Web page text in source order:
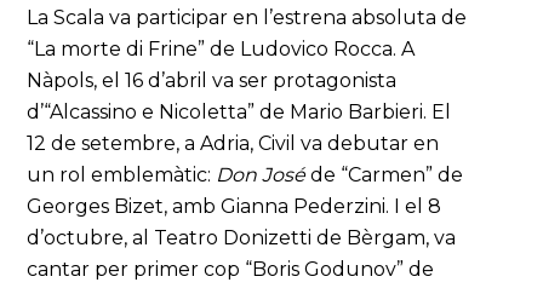
La Scala va participar en l’estrena absoluta de
“La morte di Frine” de Ludovico Rocca. A
Nàpols, el 16 d’abril va ser protagonista
d’“Alcassino e Nicoletta” de Mario Barbieri. El
12 de setembre, a Adria, Civil va debutar en
un rol emblemàtic: Don Joséde “Carmen” de
Georges Bizet, amb Gianna Pederzini. I el 8
d’octubre, al Teatro Donizetti de Bèrgam, va
cantar per primer cop “Boris Godunov” de